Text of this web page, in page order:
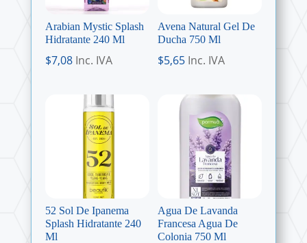
Arabian Mystic Splash
Hidratante 240 Ml
$7,08 Inc. IVA
Avena Natural Gel De
Ducha 750 Ml
$5,65 Inc. IVA
52 Sol De Ipanema
Splash Hidratante 240
Ml
Agua De Lavanda
Francesa Agua De
Colonia 750 Ml